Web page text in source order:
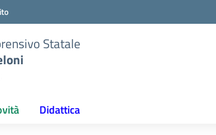
Statale
Didattica